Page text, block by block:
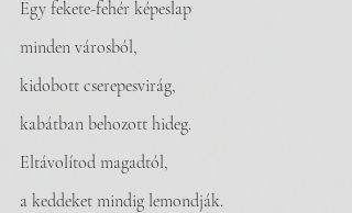
Egy fekete-fehér képeslap
minden városból,
kidobott cserepesvirág,
kabátban behozott hideg.
Eltávolítod magadtól,
a keddeket mindig lemondják.